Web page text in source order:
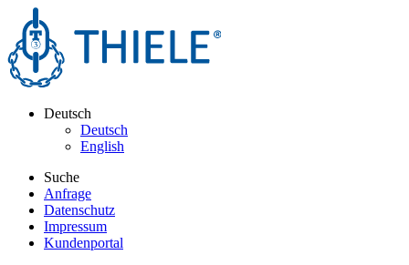
Deutsch
Deutsch
English
Suche
Anfrage
Datenschutz
Impressum
Kundenportal